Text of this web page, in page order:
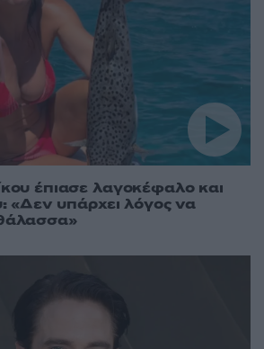
έπιασε λαγοκέφαλο και
«Δεν υπάρχει λόγος να